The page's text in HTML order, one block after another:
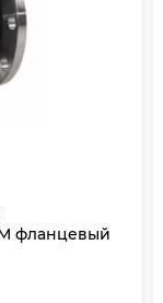
фланцевый